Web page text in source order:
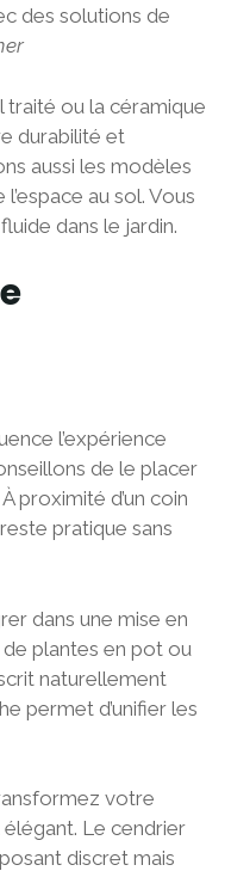
des solutions de
ou la céramique
durabilité et
aussi les modèles
au sol. Vous
dans le jardin.
l’expérience
de le placer
proximité d’un coin
pratique sans
dans une mise en
plantes en pot ou
naturellement
permet d’unifier les
votre
Le cendrier
discret mais